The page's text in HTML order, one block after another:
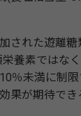
された遊離
養素ではな
％未満に制
果が期待でき